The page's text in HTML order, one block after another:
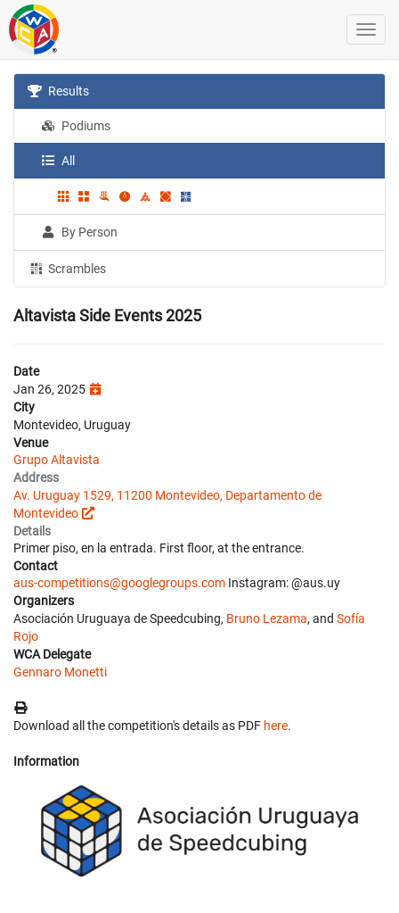
Results
Podiums
All
By Person
Scrambles
Altavista Side Events 2025
Date
Jan 26, 2025
City
Montevideo, Uruguay
Venue
Grupo Altavista
Address
Av. Uruguay 1529, 11200 Montevideo, Departamento de
Montevideo
Details
Primer piso, en la entrada. First floor, at the entrance.
Contact
aus-competitions@googlegroups.com Instagram: @aus.uy
Organizers
Asociación Uruguaya de Speedcubing, Bruno Lezama, and Sofía
Rojo
WCA Delegate
Gennaro Monetti
Download all the competition's details as PDF here.
Information